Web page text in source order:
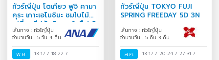
ทัวร์ญี่ปุ่น โตเกียว ฟูจิ คามา
คุระ เกาะเอโนชิมะ ชมใบไม้
เปลี่ยนสี (พักชินจูกุ 2 คืน) 5
วัน 4 คืน
เส้นทาง : ทัวร์ญี่ปุ่น
จำนวนวัน : 5 วัน 4 คืน
พ.ย. 13-17 / 18-22 /
ทัวร์ญี่ปุ่น TOKYO FUJI
SPRING FREEDAY 5D 3N
เส้นทาง : ทัวร์ญี่ปุ่น
จำนวนวัน : 5 คืน 3 คืน
ส.ค. 13-17 / 20-24 / 27-31 /